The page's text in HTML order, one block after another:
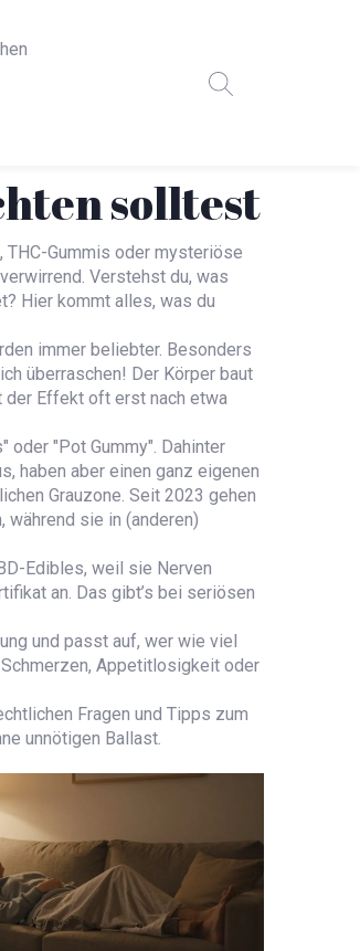
solltest
THC-Gummis oder mysteriöse
Verstehst du, was
Hier kommt alles, was du
immer beliebter. Besonders
überraschen! Der Körper baut
der Effekt oft erst nach etwa
oder "Pot Gummy". Dahinter
haben aber einen ganz eigenen
Grauzone. Seit 2023 gehen
sie in (anderen)
Edibles, weil sie Nerven
an. Das gibt’s bei seriösen
und passt auf, wer wie viel
Appetitlosigkeit oder
Fragen und Tipps zum
unnötigen Ballast.